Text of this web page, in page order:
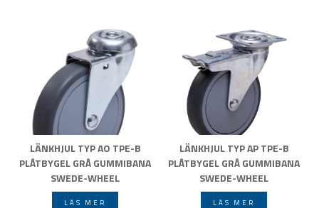
LÄNKHJUL TYP AO TPE-B
PLÅTBYGEL GRÅ GUMMIBANA
SWEDE-WHEEL
LÄS MER
LÄNKHJUL TYP AP TPE-B
PLÅTBYGEL GRÅ GUMMIBANA
SWEDE-WHEEL
LÄS MER